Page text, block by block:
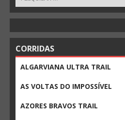
CORRIDAS
ALGARVIANA ULTRA TRAIL
AS VOLTAS DO IMPOSSÍVEL
AZORES BRAVOS TRAIL